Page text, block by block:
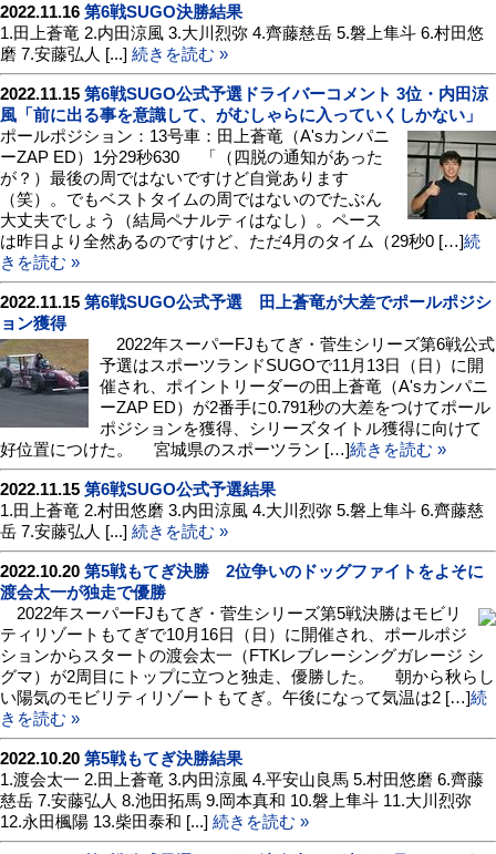
2022.11.16 第6戦SUGO決勝結果
1.田上蒼竜 2.内田涼風 3.大川烈弥 4.齊藤慈岳 5.磐上隼斗 6.村田悠
磨 7.安藤弘人 [...] 続きを読む »
2022.11.15 第6戦SUGO公式予選ドライバーコメント 3位・内田涼
風「前に出る事を意識して、がむしゃらに入っていくしかない」
ポールポジション：13号車：田上蒼竜（A'sカンパニ
ーZAP ED）1分29秒630 「（四脱の通知があった
が？）最後の周ではないですけど自覚あります
（笑）。でもベストタイムの周ではないのでたぶん
大丈夫でしょう（結局ペナルティはなし）。ペース
は昨日より全然あるのですけど、ただ4月のタイム（29秒0 […]続
きを読む »
2022.11.15 第6戦SUGO公式予選 田上蒼竜が大差でポールポジシ
ョン獲得
2022年スーパーFJもてぎ・菅生シリーズ第6戦公式
予選はスポーツランドSUGOで11月13日（日）に開
催され、ポイントリーダーの田上蒼竜（A'sカンパニ
ーZAP ED）が2番手に0.791秒の大差をつけてポール
ポジションを獲得、シリーズタイトル獲得に向けて
好位置につけた。 宮城県のスポーツラン […]続きを読む »
2022.11.15 第6戦SUGO公式予選結果
1.田上蒼竜 2.村田悠磨 3.内田涼風 4.大川烈弥 5.磐上隼斗 6.齊藤慈
岳 7.安藤弘人 [...] 続きを読む »
2022.10.20 第5戦もてぎ決勝 2位争いのドッグファイトをよそに
渡会太一が独走で優勝
2022年スーパーFJもてぎ・菅生シリーズ第5戦決勝はモビリ
ティリゾートもてぎで10月16日（日）に開催され、ポールポジ
ションからスタートの渡会太一（FTKレブレーシングガレージ シ
グマ）が2周目にトップに立つと独走、優勝した。 朝から秋らし
い陽気のモビリティリゾートもてぎ。午後になって気温は2 […]続
きを読む »
2022.10.20 第5戦もてぎ決勝結果
1.渡会太一 2.田上蒼竜 3.内田涼風 4.平安山良馬 5.村田悠磨 6.齊藤
慈岳 7.安藤弘人 8.池田拓馬 9.岡本真和 10.磐上隼斗 11.大川烈弥
12.永田楓陽 13.柴田泰和 [...] 続きを読む »